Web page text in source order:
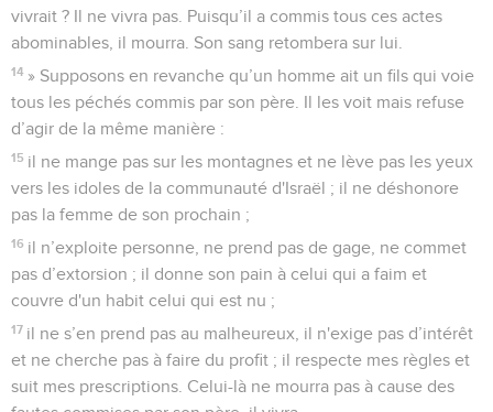
vivrait ? Il ne vivra pas. Puisqu’il a commis tous ces actes
abominables, il mourra. Son sang retombera sur lui.
14 » Supposons en revanche qu’un homme ait un fils qui voie
tous les péchés commis par son père. Il les voit mais refuse
d’agir de la même manière :
15 il ne mange pas sur les montagnes et ne lève pas les yeux
vers les idoles de la communauté d'Israël ; il ne déshonore
pas la femme de son prochain ;
16 il n’exploite personne, ne prend pas de gage, ne commet
pas d’extorsion ; il donne son pain à celui qui a faim et
couvre d'un habit celui qui est nu ;
17 il ne s’en prend pas au malheureux, il n'exige pas d’intérêt
et ne cherche pas à faire du profit ; il respecte mes règles et
suit mes prescriptions. Celui-là ne mourra pas à cause des